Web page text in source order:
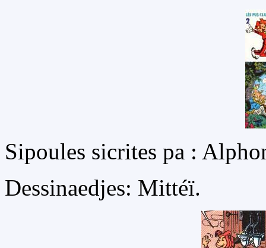
Sipoules sicrites pa :
Dessinaedjes: Mittéï.